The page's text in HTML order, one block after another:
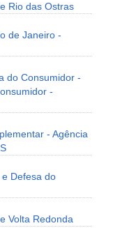
Rio das Ostras
de Janeiro -
do Consumidor -
-
- Agência
Defesa do
Volta Redonda